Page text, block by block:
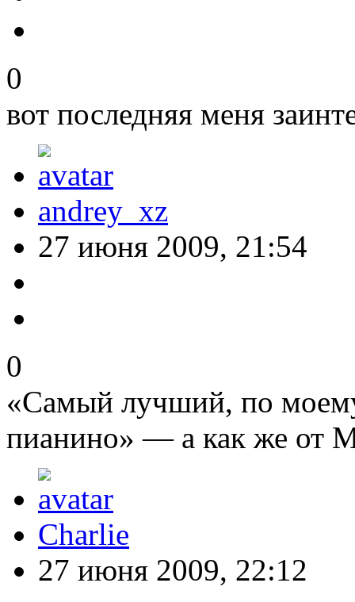
0
вот последняя меня
andrey_xz
27 июня 2009, 21:54
0
«Самый лучший, по
пианино» — а как же от
Charlie
27 июня 2009, 22:12